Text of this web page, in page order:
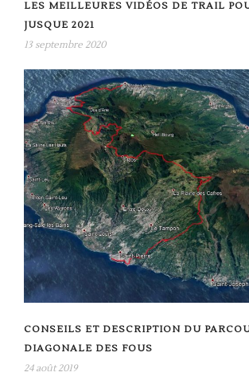
LES MEILLEURES VIDÉOS DE TRAIL
JUSQUE 2021
13 septembre 2020
CONSEILS ET DESCRIPTION DU
DIAGONALE DES FOUS
24 août 2019